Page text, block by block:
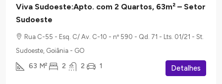
Viva Sudoeste:Apto. com 2 Quartos, 63m² – Setor
Sudoeste
Rua C-55 - Esq. C/ Av. C-10 - nº 590 - Qd. 71 - Lts. 01/21 - St.
Sudoeste, Goiânia - GO
63 M² 2 2 1 Detalhes